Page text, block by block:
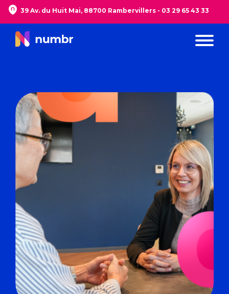
39 Av. du Huit Mai, 88700 Rambervillers - 03 29 65 43 33